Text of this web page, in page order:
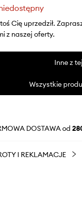
Cię uprzedził.
z naszej oferty.
Inne z
Wszystkie
DOSTAWA od
I REKLAMACJE